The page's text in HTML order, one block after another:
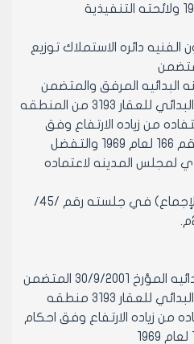
التشريعي رقم /15/ لعام 1971 ولائحته التنفيذية
دائره الاستملاك توزيع
البدائيه المرفق والمتضمن
تحديد رسم مقابل التحسين البدائي للعقار 3193 من المنطقه
من زياده الارتفاع وفق
احكام قرار المجلس البلدي رقم 166 لعام 1969 والتفضل
لمجلس المدينه لاعتماده
- وعلى موافقة اعضائه (بالإجماع) في جلسته رقم /45/
مادة 1- تصديق قرار لجنه البدائيه المؤرخ 30/9/2001 المتضمن
تحديد رسم مقابل التحسين البدائي للعقار 3193 منطقه
من زياده الارتفاع وفق احكام